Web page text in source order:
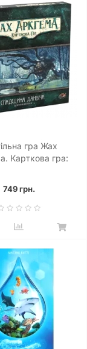
гра Жах
Карткова гра:
749 грн.